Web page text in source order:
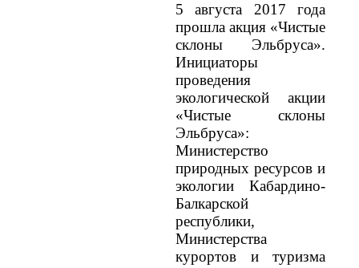
5 августа 2017 года
прошла акция «Чистые
склоны Эльбруса».
Инициаторы
проведения
экологической акции
«Чистые склоны
Эльбруса»:
Министерство
природных ресурсов и
экологии Кабардино-
Балкарской
республики,
Министерства
курортов и туризма